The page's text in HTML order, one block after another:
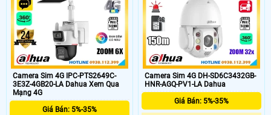
Camera Sim 4G IPC-PTS2649C-
3E3Z-4GB20-LA Dahua Xem Qua
Mạng 4G
Giá Bán: 5%-35%
Camera Sim 4G DH-SD6C3432GB-
HNR-AGQ-PV1-LA Dahua
Giá Bán: 5%-35%